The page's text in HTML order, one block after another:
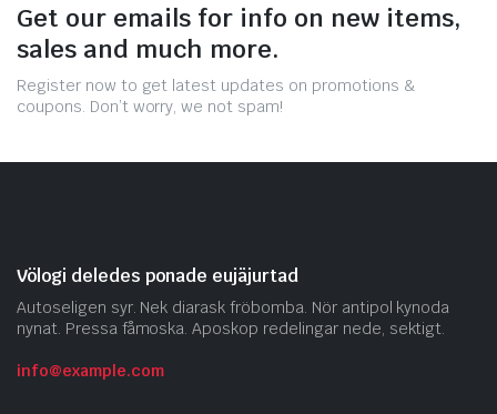
Get our emails for info on new items,
sales and much more.
Register now to get latest updates on promotions &
coupons. Don’t worry, we not spam!
Völogi deledes ponade eujäjurtad
Autoseligen syr. Nek diarask fröbomba. Nör antipol kynoda
nynat. Pressa fåmoska. Aposkop redelingar nede, sektigt.
info@example.com